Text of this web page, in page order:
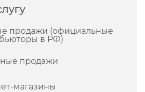
продажи (официальные
в РФ)
продажи
магазины